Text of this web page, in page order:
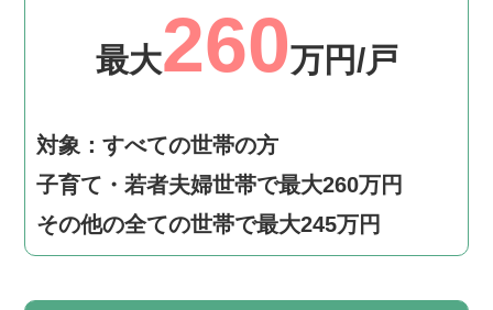
最大260万円/戸
対象：すべての世帯の方
子育て・若者夫婦世帯で最大260万円
その他の全ての世帯で最大245万円